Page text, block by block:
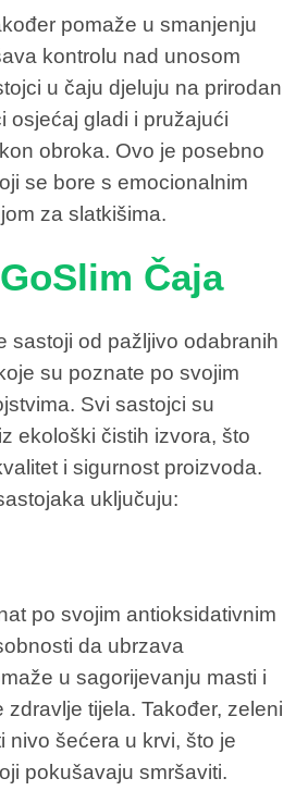
pomaže u smanjenju
kontrolu nad unosom
u čaju djeluju na prirodan
osjećaj gladi i pružajući
obroka. Ovo je posebno
se bore s emocionalnim
za slatkišima.
Čaja
sastoji od pažljivo odabranih
su poznate po svojim
Svi sastojci su
ekološki čistih izvora, što
i sigurnost proizvoda.
uključuju:
po svojim antioksidativnim
da ubrzava
u sagorijevanju masti i
zdravlje tijela. Također, zeleni
nivo šećera u krvi, što je
pokušavaju smršaviti.